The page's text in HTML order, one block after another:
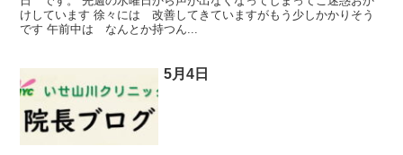
けしています 徐々には 改善してきていますがもう少しかかりそう
です 午前中は なんとか持つん...
5月4日